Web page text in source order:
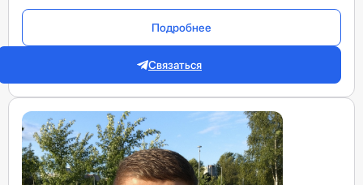
Подробнее
Связаться